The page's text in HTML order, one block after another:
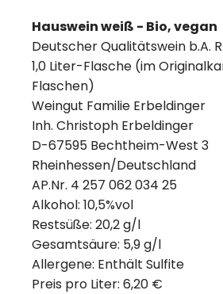
Hauswein weiß - Bio, vegan
Deutscher Qualitätswein b.A.
1,0 Liter-Flasche (im
Flaschen)
Weingut Familie Erbeldinger
Inh. Christoph Erbeldinger
D-67595 Bechtheim-West 3
Rheinhessen/Deutschland
AP.Nr. 4 257 062 034 25
Alkohol: 10,5%vol
Restsüße: 20,2 g/l
Gesamtsäure: 5,9 g/l
Allergene: Enthält Sulfite
Preis pro Liter: 6,20 €